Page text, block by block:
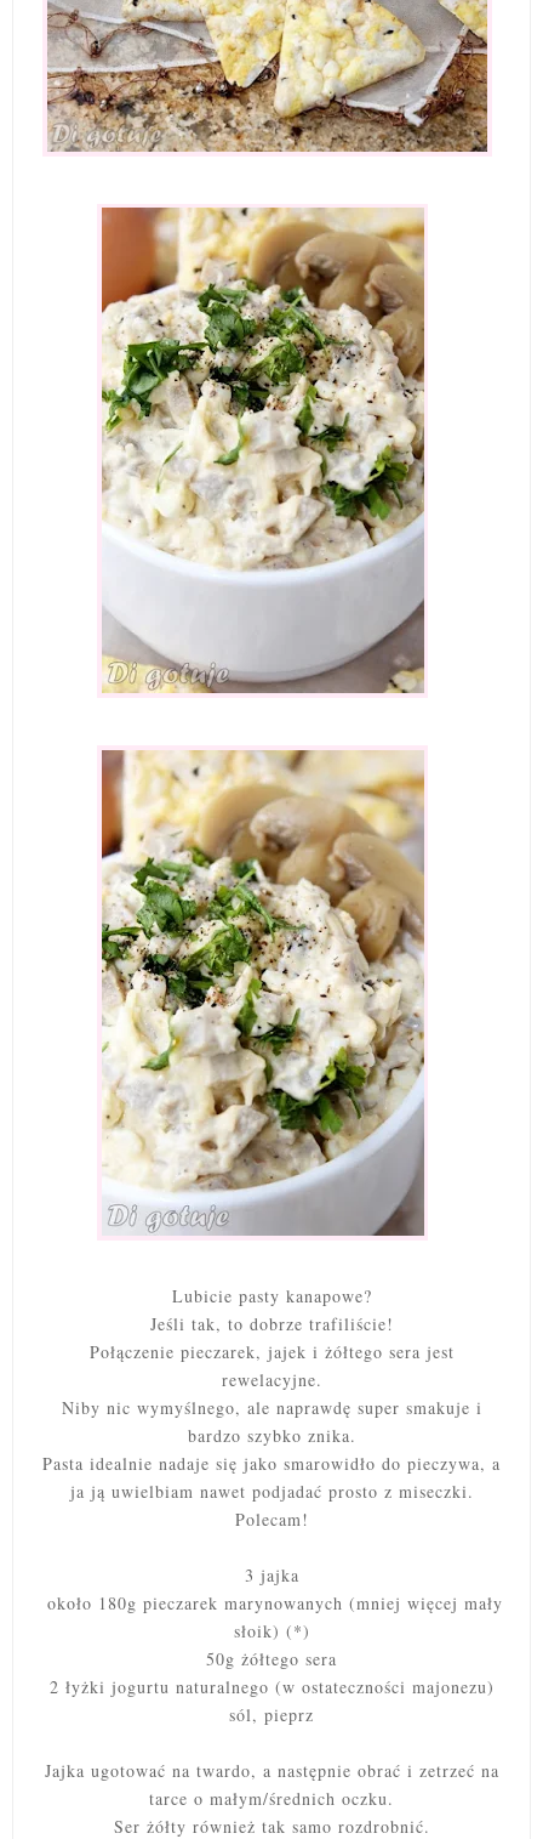
Lubicie pasty kanapowe?
Jeśli tak, to dobrze trafiliście!
Połączenie pieczarek, jajek i żółtego sera jest
rewelacyjne.
Niby nic wymyślnego, ale naprawdę super smakuje i
bardzo szybko znika.
Pasta idealnie nadaje się jako smarowidło do pieczywa, a
ja ją uwielbiam nawet podjadać prosto z miseczki.
Polecam!
3 jajka
około 180g pieczarek marynowanych (mniej więcej mały
słoik) (*)
50g żółtego sera
2 łyżki jogurtu naturalnego (w ostateczności majonezu)
sól, pieprz
Jajka ugotować na twardo, a następnie obrać i zetrzeć na
tarce o małym/średnich oczku.
Ser żółty również tak samo rozdrobnić.